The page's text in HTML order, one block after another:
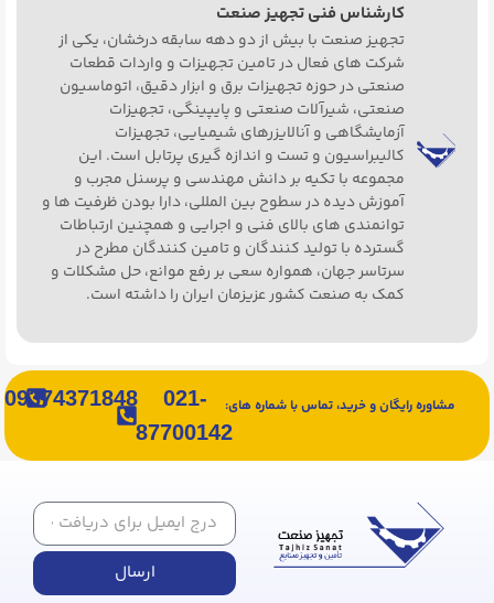
کارشناس فنی تجهیز صنعت
تجهیز صنعت با بیش از دو دهه سابقه درخشان، یکی از
شرکت های فعال در تامین تجهیزات و واردات قطعات
صنعتی در حوزه تجهیزات برق و ابزار دقیق، اتوماسیون
صنعتی، شیرآلات صنعتی و پایپینگی، تجهیزات
آزمایشگاهی و آنالایزرهای شیمیایی، تجهیزات
کالیبراسیون و تست و اندازه گیری پرتابل است. این
مجموعه با تکیه بر دانش مهندسی و پرسنل مجرب و
آموزش دیده در سطوح بین المللی، دارا بودن ظرفیت ها و
توانمندی های بالای فنی و اجرایی و همچنین ارتباطات
گسترده با تولید کنندگان و تامین کنندگان مطرح در
سرتاسر جهان، همواره سعی بر رفع موانع، حل مشکلات و
کمک به صنعت کشور عزیزمان ایران را داشته است.
مشاوره رایگان و خرید، تماس با شماره های:
021-
87700142
09374371848
ارسال